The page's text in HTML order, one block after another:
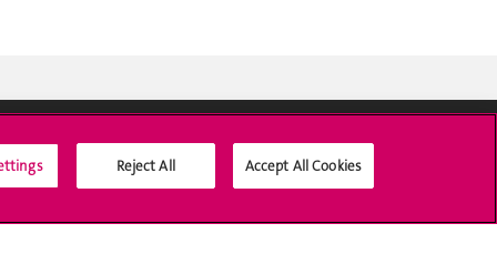
Social Media
Reject All Accept All Cookies